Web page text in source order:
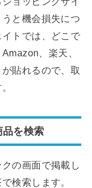
と機会損失につ
トでは、どこで
、楽天、
貼れるので、取
品を検索
の画面で掲載し
検索します。